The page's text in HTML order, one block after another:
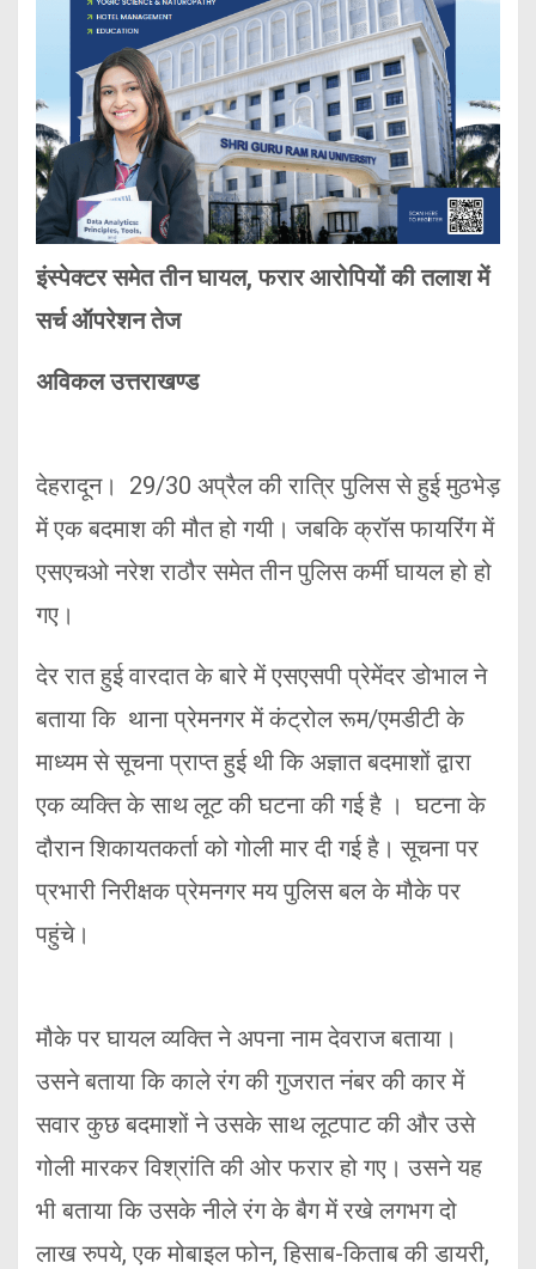
इंस्पेक्टर समेत तीन घायल, फरार आरोपियों की तलाश में
सर्च ऑपरेशन तेज
अविकल उत्तराखण्ड
देहरादून। 29/30 अप्रैल की रात्रि पुलिस से हुई मुठभेड़
में एक बदमाश की मौत हो गयी। जबकि क्रॉस फायरिंग में
एसएचओ नरेश राठौर समेत तीन पुलिस कर्मी घायल हो हो
गए।
देर रात हुई वारदात के बारे में एसएसपी प्रेमेंदर डोभाल ने
बताया कि थाना प्रेमनगर में कंट्रोल रूम/एमडीटी के
माध्यम से सूचना प्राप्त हुई थी कि अज्ञात बदमाशों द्वारा
एक व्यक्ति के साथ लूट की घटना की गई है । घटना के
दौरान शिकायतकर्ता को गोली मार दी गई है। सूचना पर
प्रभारी निरीक्षक प्रेमनगर मय पुलिस बल के मौके पर
पहुंचे।
मौके पर घायल व्यक्ति ने अपना नाम देवराज बताया।
उसने बताया कि काले रंग की गुजरात नंबर की कार में
सवार कुछ बदमाशों ने उसके साथ लूटपाट की और उसे
गोली मारकर विश्रांति की ओर फरार हो गए। उसने यह
भी बताया कि उसके नीले रंग के बैग में रखे लगभग दो
लाख रुपये, एक मोबाइल फोन, हिसाब-किताब की डायरी,